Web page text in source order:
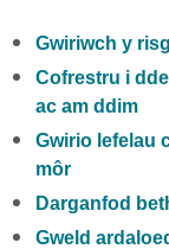
Gwiriwch y
Cofrestru i
ac am ddim
Gwirio lefelau
môr
Darganfod
Gweld